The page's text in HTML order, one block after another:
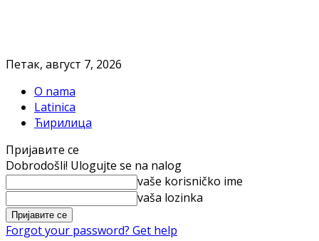
Петак, август 7, 2026
O nama
Latinica
Ћирилица
Пријавите се
Dobrodošli! Ulogujte se na nalog
vaše korisničko ime
vaša lozinka
Forgot your password? Get help